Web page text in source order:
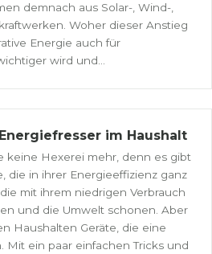
demnach aus Solar-, Wind-,
Woher dieser Anstieg
Energie auch für
wird und...
im Haushalt
keine Hexerei mehr, denn es gibt
die in ihrer Energieeffizienz ganz
mit ihrem niedrigen Verbrauch
und die Umwelt schonen. Aber
Haushalten Geräte, die eine
Mit ein paar einfachen Tricks und